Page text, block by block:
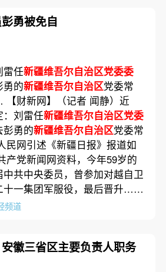
勇被免自
雷任新疆维吾尔自治区党委委
勇的新疆维吾尔自治区党委常
财新网】（记者 闻静）近
：刘雷任新疆维吾尔自治区党委
彭勇的新疆维吾尔自治区党委常
民网引述《新疆日报》报道如
产党新闻网资料，今年59岁的
共中央委员，曾参加对越自卫
十一集团军服役，最后晋升……
频道
徽三省区主要负责人职务